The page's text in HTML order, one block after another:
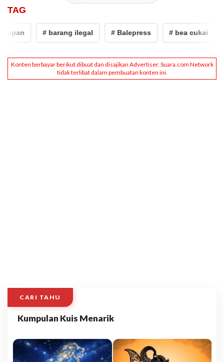
TAG
# barang ilegal # Balepress # bea cukai
CARI TAHU
Kumpulan Kuis Menarik